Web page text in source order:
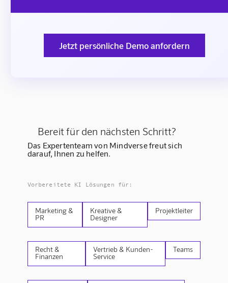
Jetzt persönliche Demo anfordern
Bereit für den nächsten Schritt?
Das Expertenteam von Mindverse freut sich
darauf, Ihnen zu helfen.
Vorbereitete KI Lösungen für:
Marketing &
PR
Kreative &
Designer
Projektleiter
Recht &
Finanzen
Vertrieb & Kunden-
Service
Teams